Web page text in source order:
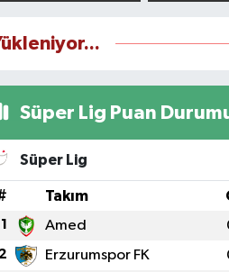
Süper Lig Puan
Süper Lig
Takım
1 Amed
Erzurumspor FK